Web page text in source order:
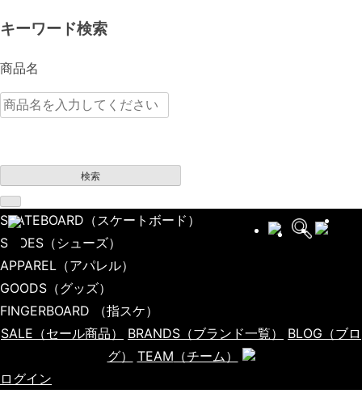
キーワード検索
商品名
検索
SKATEBOARD （スケートボード）
SHOES （シューズ）
APPAREL （アパレル）
GOODS （グッズ）
FINGERBOARD
（指スケ）
SALE （セール商品） BRANDS （ブランド一覧） BLOG （ブロ
グ）
TEAM （チーム）
ログイン